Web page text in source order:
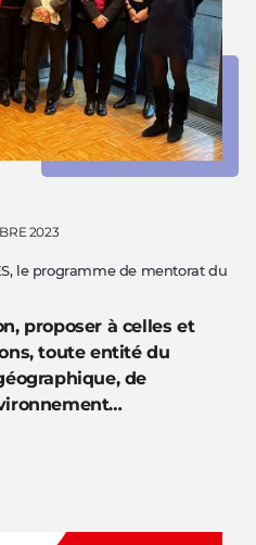
le programme de mentorat du
proposer à celles et
toute entité du
de
2023